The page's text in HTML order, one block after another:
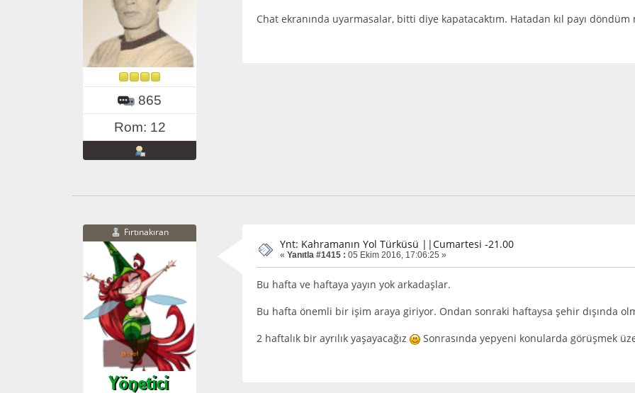
865
Rom: 12
Chat ekranında uyarmasalar, bitti diye kapatacaktım. Hatadan kıl payı döndüm
Fırtınakıran
Ynt: Kahramanın Yol Türküsü ||Cumartesi -21.00
« Yanıtla #1415 : 05 Ekim 2016, 17:06:25 »
Bu hafta ve haftaya yayın yok arkadaşlar.
Bu hafta önemli bir işim araya giriyor. Ondan sonraki haftaysa şehir dışında
2 haftalık bir ayrılık yaşayacağız
Sonrasında yepyeni konularda görüşmek